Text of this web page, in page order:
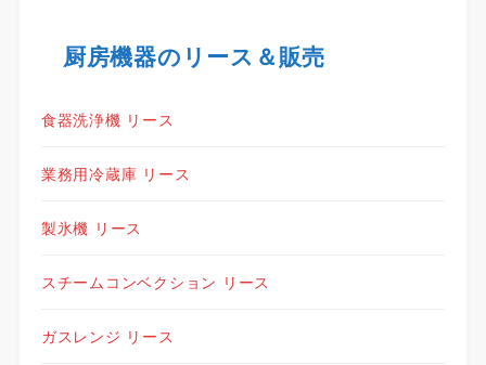
厨房機器のリース＆販売
食器洗浄機 リース
業務用冷蔵庫 リース
製氷機 リース
スチームコンベクション リース
ガスレンジ リース